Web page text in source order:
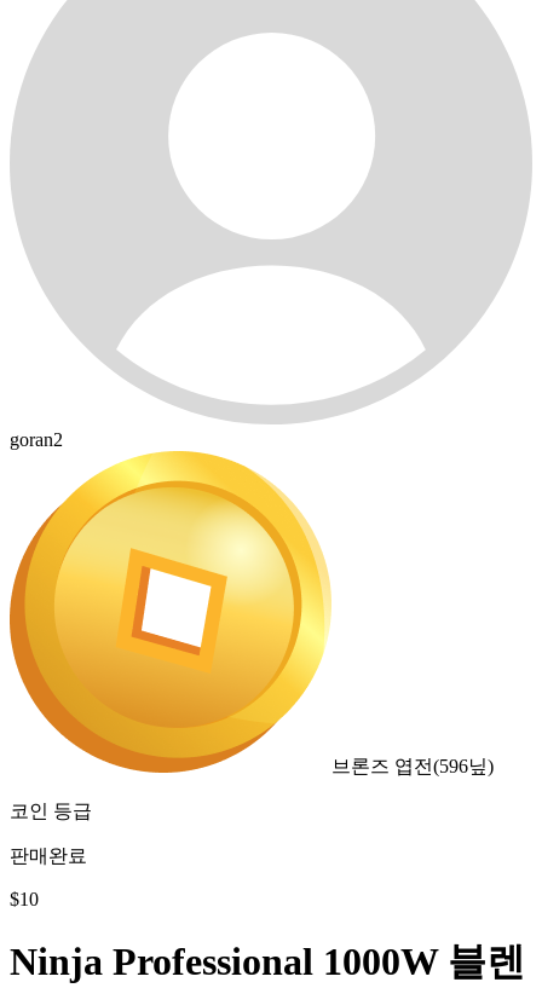
goran2
브론즈 엽전(596닢)
코인 등급
판매완료
$10
Ninja Professional 1000W 블렌